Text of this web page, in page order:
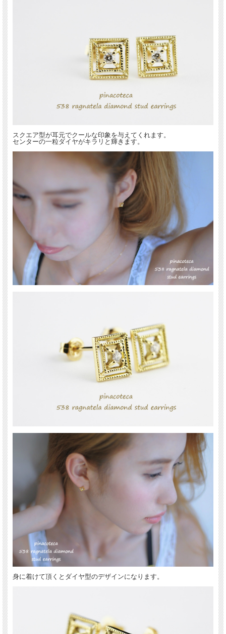
「 Ragnatela Diamond 」
細やかなミル打ちのクラシカルな雰囲気とセンターのダイヤの輝きに魅了されま
程よい大きさながらもスッキリとしたシルエットで、コーディネートに取り入れや
すくアクセントになるピアスです。
デイリー使いにもお薦めの華奢ピアスです。
18金イエローゴールド製
pinacoteca(ピナコテーカ)
表参道にあるBijouterie euro flat(ビジュトリエ ユーロフラット)が発信するジュエリ
les desseins de DIEU(レデッサンドゥデュー)の姉妹ブランド
イタリア語で『美術館、博物館』という意味を持つ。
”どこからみても”をコンセプトに、裏にもデザインがあったり、 小さくてもアクセ
ントになる事にこだわったジュエリーは、 シンプルなのにちょっと可愛い、毎日
身につけていたくなるアイテムがそろっています。
スクエア型が耳元でクールな印象を与えてくれます。
センターの一粒ダイヤがキラリと輝きます。
身に着けて頂くとダイヤ型のデザインになります。